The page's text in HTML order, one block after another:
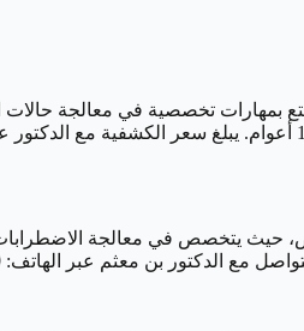
بمهارات تخصصية في معالجة حالات
حيث يتخصص في معالجة الاضطرابات